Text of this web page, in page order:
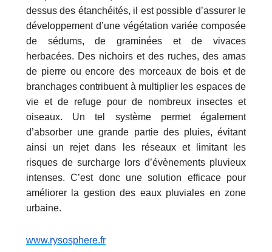
dessus des étanchéités, il est possible d’assurer le
développement d’une végétation variée composée
de sédums, de graminées et de vivaces
herbacées. Des nichoirs et des ruches, des amas
de pierre ou encore des morceaux de bois et de
branchages contribuent à multiplier les espaces de
vie et de refuge pour de nombreux insectes et
oiseaux. Un tel système permet également
d’absorber une grande partie des pluies, évitant
ainsi un rejet dans les réseaux et limitant les
risques de surcharge lors d’évènements pluvieux
intenses. C’est donc une solution efficace pour
améliorer la gestion des eaux pluviales en zone
urbaine.
www.rysosphere.fr